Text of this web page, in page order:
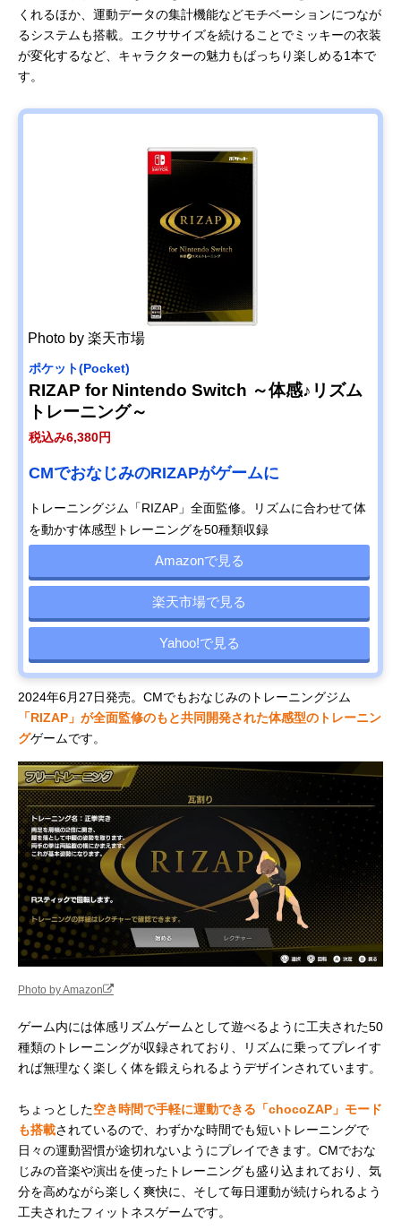
くれるほか、運動データの集計機能などモチベーションにつなが
るシステムも搭載。エクササイズを続けることでミッキーの衣装
が変化するなど、キャラクターの魅力もばっちり楽しめる1本で
す。
Photo by 楽天市場
ポケット(Pocket)
RIZAP for Nintendo Switch ～体感♪リズム
トレーニング～
税込み6,380円
CMでおなじみのRIZAPがゲームに
トレーニングジム「RIZAP」全面監修。リズムに合わせて体
を動かす体感型トレーニングを50種類収録
Amazonで見る
楽天市場で見る
Yahoo!で見る
2024年6月27日発売。CMでもおなじみのトレーニングジム
「RIZAP」が全面監修のもと共同開発された体感型のトレーニン
グゲームです。
Photo by Amazon
ゲーム内には体感リズムゲームとして遊べるように工夫された50
種類のトレーニングが収録されており、リズムに乗ってプレイす
れば無理なく楽しく体を鍛えられるようデザインされています。
ちょっとした空き時間で手軽に運動できる「chocoZAP」モード
も搭載されているので、わずかな時間でも短いトレーニングで
日々の運動習慣が途切れないようにプレイできます。CMでおな
じみの音楽や演出を使ったトレーニングも盛り込まれており、気
分を高めながら楽しく爽快に、そして毎日運動が続けられるよう
工夫されたフィットネスゲームです。